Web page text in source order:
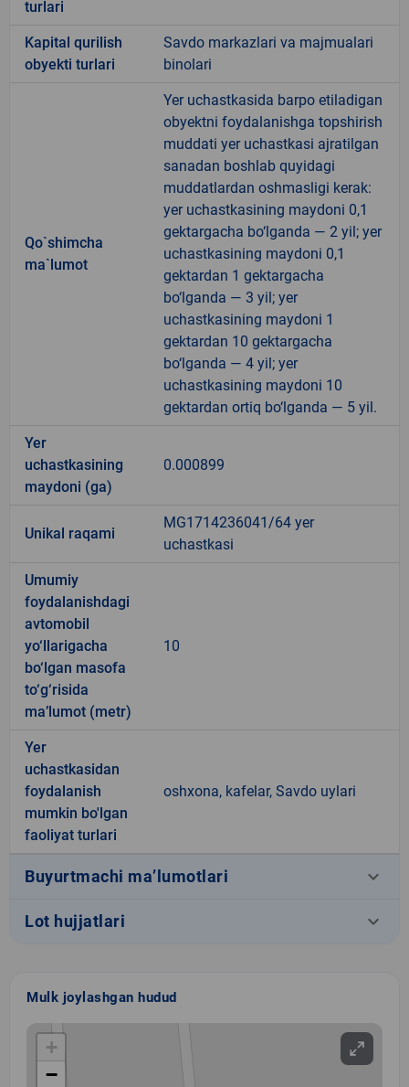
turlari
Kapital qurilish
obyekti turlari
Savdo markazlari va majmualari
binolari
Qo`shimcha
ma`lumot
Yer uchastkasida barpo etiladigan
obyektni foydalanishga topshirish
muddati yer uchastkasi ajratilgan
sanadan boshlab quyidagi
muddatlardan oshmasligi kerak:
yer uchastkasining maydoni 0,1
gektargacha bo‘lganda — 2 yil; yer
uchastkasining maydoni 0,1
gektardan 1 gektargacha
bo‘lganda — 3 yil; yer
uchastkasining maydoni 1
gektardan 10 gektargacha
bo‘lganda — 4 yil; yer
uchastkasining maydoni 10
gektardan ortiq bo‘lganda — 5 yil.
Yer
uchastkasining
maydoni (ga)
0.000899
Unikal raqami
MG1714236041/64 yer
uchastkasi
Umumiy
foydalanishdagi
avtomobil
yo‘llarigacha
bo‘lgan masofa
to‘g‘risida
ma’lumot (metr)
10
Yer
uchastkasidan
foydalanish
mumkin bo'lgan
faoliyat turlari
oshxona, kafelar, Savdo uylari
Buyurtmachi ma’lumotlari keyboard_arrow_down
Lot hujjatlari keyboard_arrow_down
Mulk joylashgan hudud
+
−